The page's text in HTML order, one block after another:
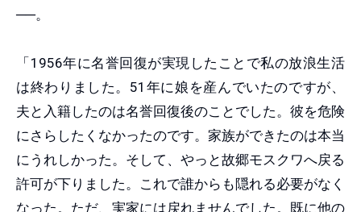
──。
「1956年に名誉回復が実現したことで私の放浪生活
は終わりました。51年に娘を産んでいたのですが、
夫と入籍したのは名誉回復後のことでした。彼を危険
にさらしたくなかったのです。家族ができたのは本当
にうれしかった。そして、やっと故郷モスクワへ戻る
許可が下りました。これで誰からも隠れる必要がなく
なった。ただ、実家には戻れませんでした。既に他の